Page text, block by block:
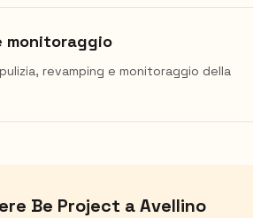
monitoraggio
revamping e monitoraggio della
Be Project aAvellino